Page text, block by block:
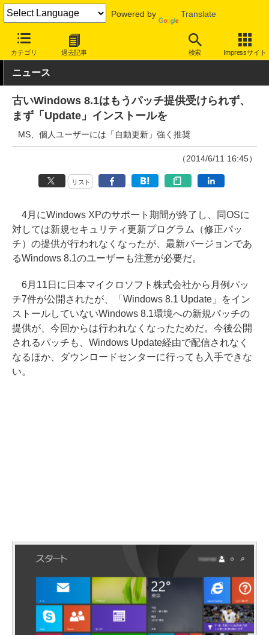
Powered by Translate
カテゴリ 過去記事 検索 Impressサイト
INTERNET Watch サービス/ソフト ソフトウェア OS
ニュース
古いWindows 8.1はもうパッチ提供受けられず、
まず「Update」インストールを
MS、個人ユーザーには「自動更新」強く推奨
（2014/6/11 16:45）
リスト
4月にWindows XPのサポート期間が終了し、同OSに
対しては新規セキュリティ更新プログラム（修正パッ
チ）の提供が行われなくなったが、最新バージョンであ
るWindows 8.1のユーザーも注意が必要だ。
6月11日に日本マイクロソフト株式会社から月例パッ
チ7件が公開されたが、「Windows 8.1 Update」をイン
ストールしていないWindows 8.1環境への新規パッチの
提供が、今回からは行われなくなったためだ。今後公開
されるパッチも、Windows Update経由で配信されなく
なるほか、ダウンロードセンターに行っても入手できな
い。